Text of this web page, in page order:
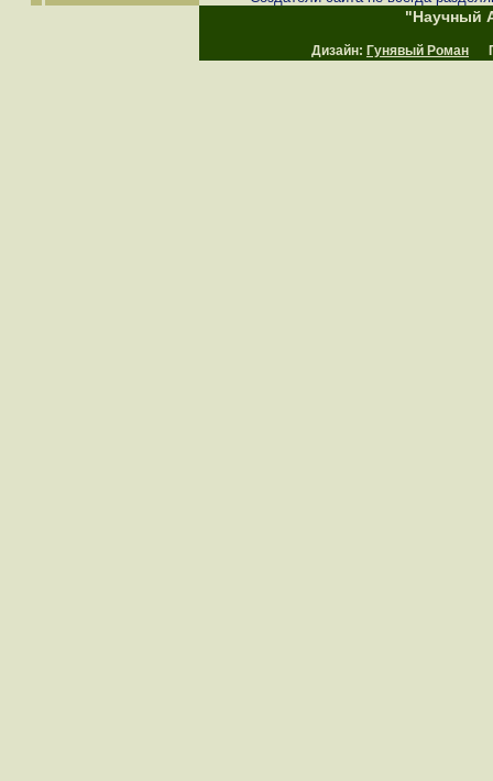
"Научный
Дизайн: Гунявый Роман